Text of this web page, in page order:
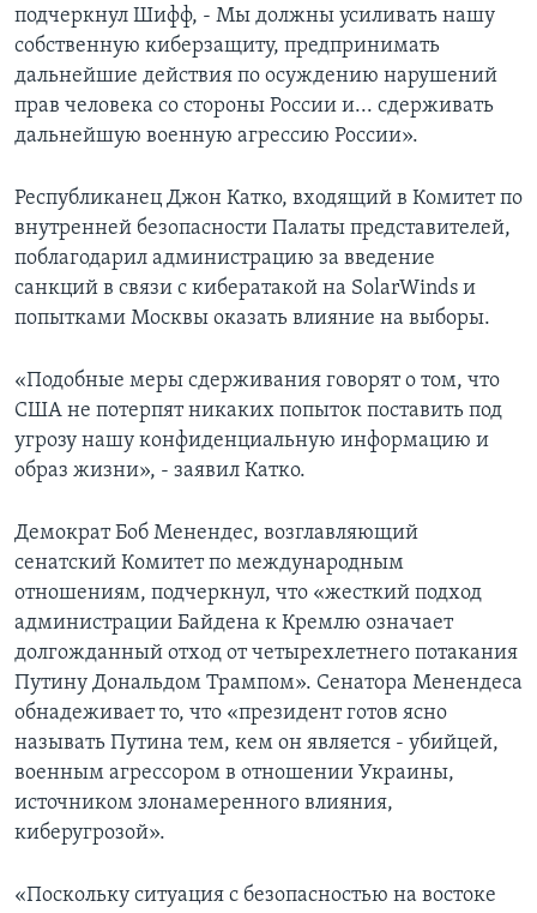
подчеркнул Шифф, - Мы должны усиливать нашу
собственную киберзащиту, предпринимать
дальнейшие действия по осуждению нарушений
прав человека со стороны России и... сдерживать
дальнейшую военную агрессию России».
Республиканец Джон Катко, входящий в Комитет по
внутренней безопасности Палаты представителей,
поблагодарил администрацию за введение
санкций в связи с кибератакой на SolarWinds и
попытками Москвы оказать влияние на выборы.
«Подобные меры сдерживания говорят о том, что
США не потерпят никаких попыток поставить под
угрозу нашу конфиденциальную информацию и
образ жизни», - заявил Катко.
Демократ Боб Менендес, возглавляющий
сенатский Комитет по международным
отношениям, подчеркнул, что «жесткий подход
администрации Байдена к Кремлю означает
долгожданный отход от четырехлетнего потакания
Путину Дональдом Трампом». Сенатора Менендеса
обнадеживает то, что «президент готов ясно
называть Путина тем, кем он является - убийцей,
военным агрессором в отношении Украины,
источником злонамеренного влияния,
киберугрозой».
«Поскольку ситуация с безопасностью на востоке